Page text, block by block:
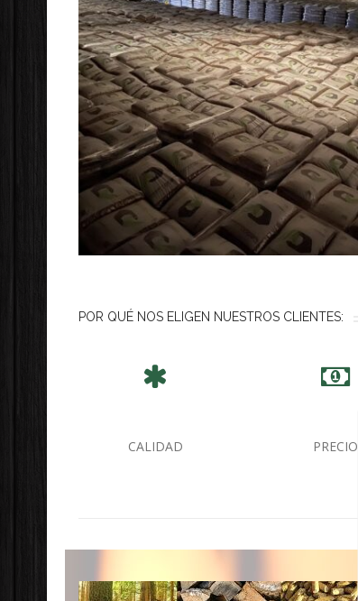
POR QUÉ NOS ELIGEN NUESTROS CLIENTES:
CALIDAD PRECIO